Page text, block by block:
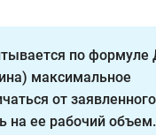
по формуле
максимальное
от
на ее рабочий объем.